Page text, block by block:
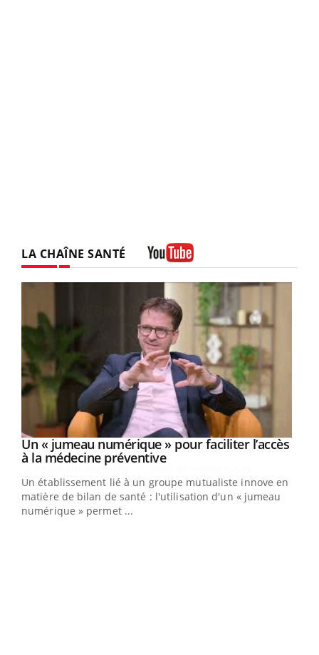
LA CHAÎNE SANTÉ
Youtube
Un « jumeau numérique » pour faciliter l’accès
à la médecine préventiveYoutube
Un établissement lié à un groupe mutualiste innove en
matière de bilan de santé : l'utilisation d'un « jumeau
numérique » permet ...